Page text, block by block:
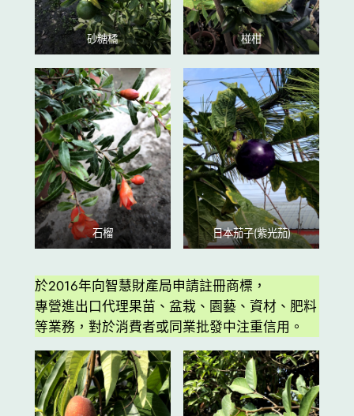
砂糖橘 椪柑
石榴 日本茄子(紫光茄)
於2016年向智慧財產局申請註冊商標，
專營進出口代理果苗、盆栽、園藝、資材、肥料
等業務，對於消費者或同業批發中注重信用。